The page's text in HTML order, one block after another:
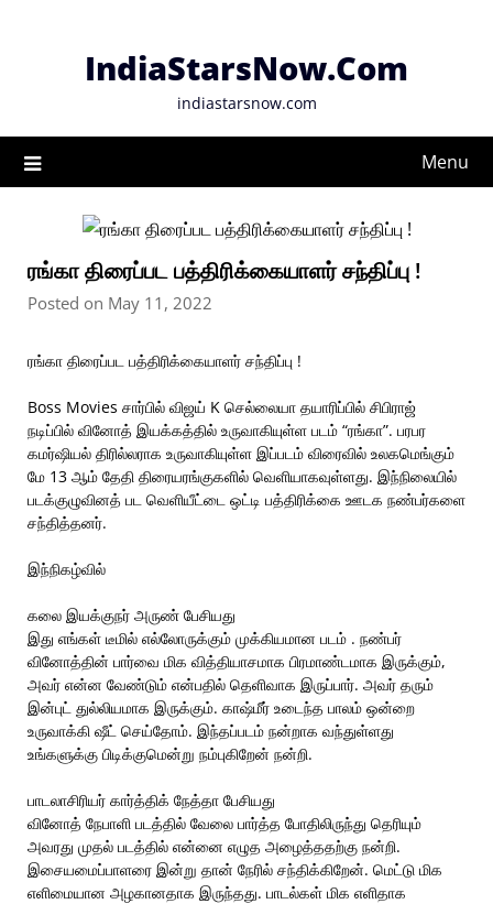
IndiaStarsNow.Com
indiastarsnow.com
Menu
ரங்கா திரைப்பட பத்திரிக்கையாளர் சந்திப்பு !
Posted on May 11, 2022
ரங்கா திரைப்பட பத்திரிக்கையாளர் சந்திப்பு !
Boss Movies சார்பில் விஜய் K செல்லையா தயாரிப்பில் சிபிராஜ்
நடிப்பில் வினோத் இயக்கத்தில் உருவாகியுள்ள படம் “ரங்கா”. பரபர
கமர்ஷியல் திரில்லராக உருவாகியுள்ள இப்படம் விரைவில் உலகமெங்கும்
மே 13 ஆம் தேதி திரையரங்குகளில் வெளியாகவுள்ளது. இந்நிலையில்
படக்குழுவினத் பட வெளியீட்டை ஒட்டி பத்திரிக்கை ஊடக நண்பர்களை
சந்தித்தனர்.
இந்நிகழ்வில்
கலை இயக்குநர் அருண் பேசியது
இது எங்கள் டீமில் எல்லோருக்கும் முக்கியமான படம் . நண்பர்
வினோத்தின் பார்வை மிக வித்தியாசமாக பிரமாண்டமாக இருக்கும்,
அவர் என்ன வேண்டும் என்பதில் தெளிவாக இருப்பார். அவர் தரும்
இன்புட் துல்லியமாக இருக்கும். காஷ்மீர் உடைந்த பாலம் ஒன்றை
உருவாக்கி ஷீட் செய்தோம். இந்தப்படம் நன்றாக வந்துள்ளது
உங்களுக்கு பிடிக்குமென்று நம்புகிறேன் நன்றி.
பாடலாசிரியர் கார்த்திக் நேத்தா பேசியது
வினோத் நேபாளி படத்தில் வேலை பார்த்த போதிலிருந்து தெரியும்
அவரது முதல் படத்தில் என்னை எழுத அழைத்ததற்கு நன்றி.
இசையமைப்பாளரை இன்று தான் நேரில் சந்திக்கிறேன். மெட்டு மிக
எளிமையான அழகானதாக இருந்தது. பாடல்கள் மிக எளிதாக